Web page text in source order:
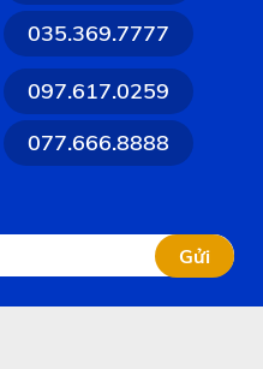
035.369.7777
097.617.0259
077.666.8888
Gửi